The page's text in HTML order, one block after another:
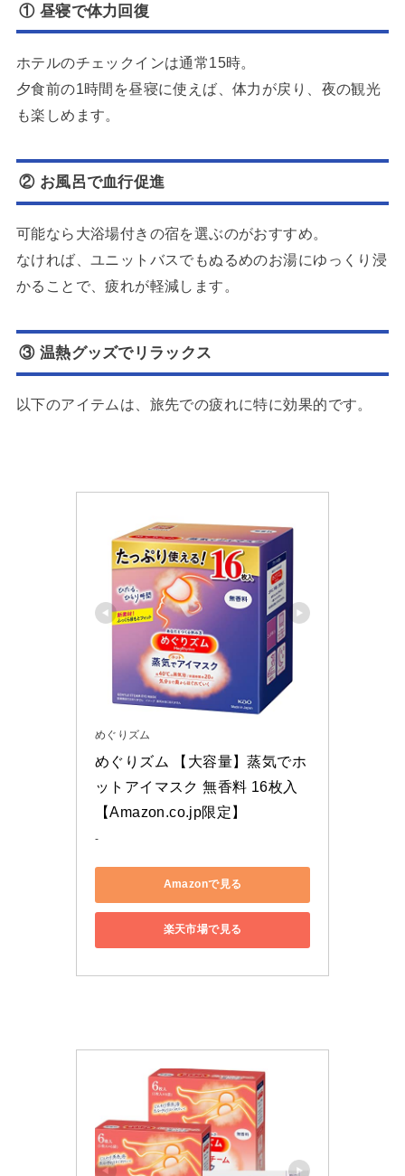
① 昼寝で体力回復
ホテルのチェックインは通常15時。
夕食前の1時間を昼寝に使えば、体力が戻り、夜の観光
も楽しめます。
② お風呂で血行促進
可能なら大浴場付きの宿を選ぶのがおすすめ。
なければ、ユニットバスでもぬるめのお湯にゆっくり浸
かることで、疲れが軽減します。
③ 温熱グッズでリラックス
以下のアイテムは、旅先での疲れに特に効果的です。
めぐりズム
めぐりズム 【大容量】蒸気でホ
ットアイマスク 無香料 16枚入
【Amazon.co.jp限定】
-
Amazonで見る
楽天市場で見る